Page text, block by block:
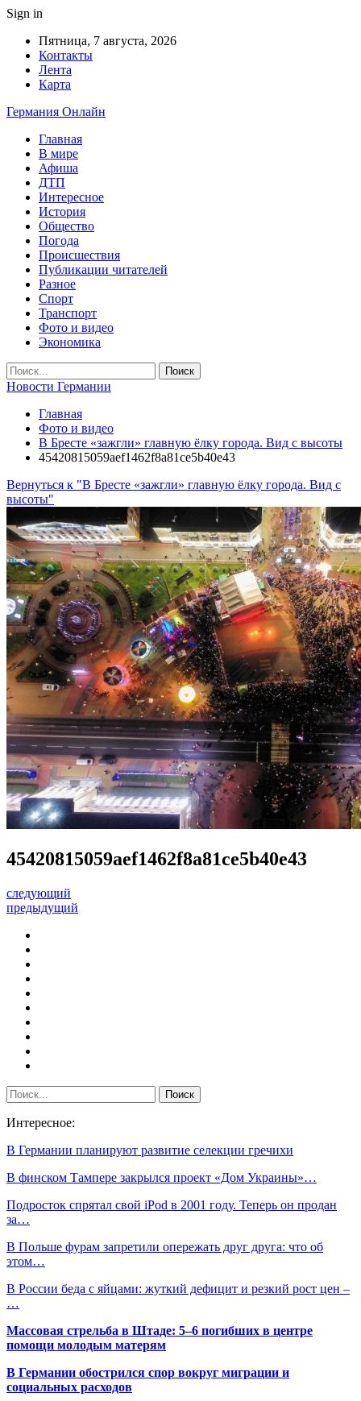
Sign in
Пятница, 7 августа, 2026
Контакты
Лента
Карта
Германия Онлайн
Главная
В мире
Афиша
ДТП
Интересное
История
Общество
Погода
Происшествия
Публикации читателей
Разное
Спорт
Транспорт
Фото и видео
Экономика
Новости Германии
Главная
Фото и видео
В Бресте «зажгли» главную ёлку города. Вид с высоты
45420815059aef1462f8a81ce5b40e43
Вернуться к "В Бресте «зажгли» главную ёлку города. Вид с
высоты"
45420815059aef1462f8a81ce5b40e43
следующий
предыдущий
Интересное:
В Германии планируют развитие селекции гречихи
В финском Тампере закрылся проект «Дом Украины»…
Подросток спрятал свой iPod в 2001 году. Теперь он продан
за…
В Польше фурам запретили опережать друг друга: что об
этом…
В России беда с яйцами: жуткий дефицит и резкий рост цен –
…
Массовая стрельба в Штаде: 5–6 погибших в центре
помощи молодым матерям
В Германии обострился спор вокруг миграции и
социальных расходов